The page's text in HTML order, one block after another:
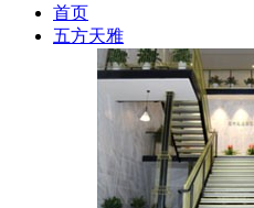
首页
五方天雅